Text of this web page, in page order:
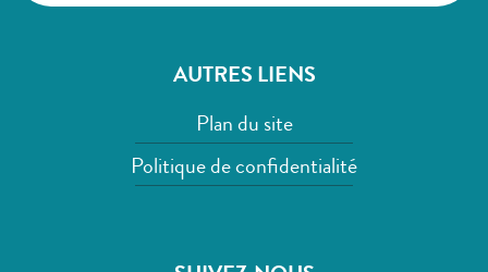
AUTRES LIENS
Plan du site
Politique de confidentialité